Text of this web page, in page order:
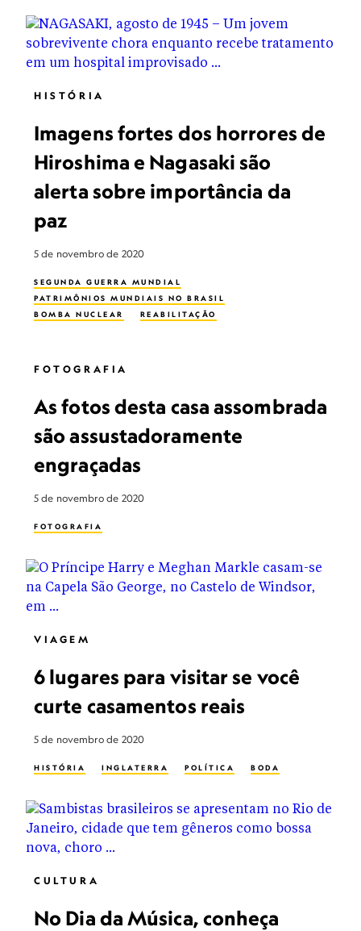
HISTÓRIA
Imagens fortes dos horrores de
Hiroshima e Nagasaki são
alerta sobre importância da
paz
5 de novembro de 2020
SEGUNDA GUERRA MUNDIAL
PATRIMÔNIOS MUNDIAIS NO BRASIL
BOMBA NUCLEAR
REABILITAÇÃO
FOTOGRAFIA
As fotos desta casa assombrada
são assustadoramente
engraçadas
5 de novembro de 2020
FOTOGRAFIA
VIAGEM
6 lugares para visitar se você
curte casamentos reais
5 de novembro de 2020
HISTÓRIA INGLATERRA POLÍTICA BODA
CULTURA
No Dia da Música, conheça